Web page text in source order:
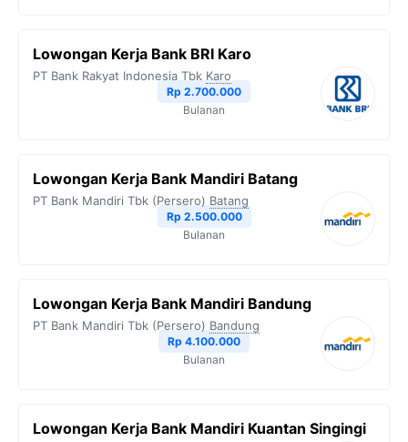
Lowongan Kerja Bank BRI Karo
PT Bank Rakyat Indonesia Tbk Karo
Rp 2.700.000
Bulanan
Lowongan Kerja Bank Mandiri Batang
PT Bank Mandiri Tbk (Persero) Batang
Rp 2.500.000
Bulanan
Lowongan Kerja Bank Mandiri Bandung
PT Bank Mandiri Tbk (Persero) Bandung
Rp 4.100.000
Bulanan
Lowongan Kerja Bank Mandiri Kuantan Singingi